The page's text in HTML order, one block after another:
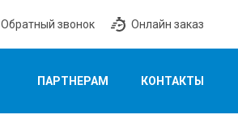
Обратный звонок Онлайн заказ
ПАРТНЕРАМ КОНТАКТЫ